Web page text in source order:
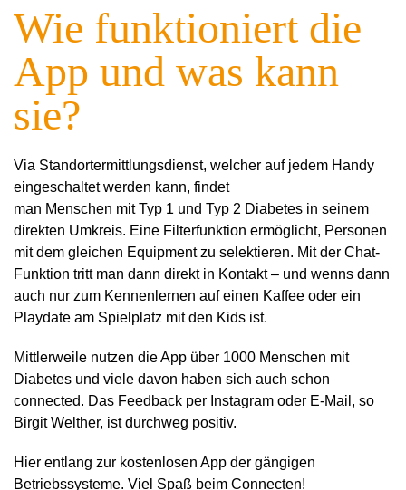
Wie funktioniert die
App und was kann
sie?
Via Standortermittlungsdienst, welcher auf jedem Handy
eingeschaltet werden kann, findet
man Menschen mit Typ 1 und Typ 2 Diabetes in seinem
direkten Umkreis. Eine Filterfunktion ermöglicht, Personen
mit dem gleichen Equipment zu selektieren. Mit der Chat-
Funktion tritt man dann direkt in Kontakt – und wenns dann
auch nur zum Kennenlernen auf einen Kaffee oder ein
Playdate am Spielplatz mit den Kids ist.
Mittlerweile nutzen die App über 1000 Menschen mit
Diabetes und viele davon haben sich auch schon
connected. Das Feedback per Instagram oder E-Mail, so
Birgit Welther, ist durchweg positiv.
Hier entlang zur kostenlosen App der gängigen
Betriebssysteme. Viel Spaß beim Connecten!